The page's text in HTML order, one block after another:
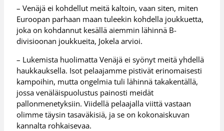
– Venäjä ei kohdellut meitä kaltoin, vaan siten, miten
Euroopan parhaan maan tuleekin kohdella joukkuetta,
joka on kohdannut kesällä aiemmin lähinnä B-
divisioonan joukkueita, Jokela arvioi.
– Lukemista huolimatta Venäjä ei syönyt meitä yhdellä
haukkauksella. Isot pelaajamme pistivät erinomaisesti
kampoihin, mutta ongelmia tuli lähinnä takakentällä,
jossa venäläispuolustus painosti meidät
pallonmenetyksiin. Viidellä pelaajalla viittä vastaan
olimme täysin tasaväkisiä, ja se on kokonaiskuvan
kannalta rohkaisevaa.